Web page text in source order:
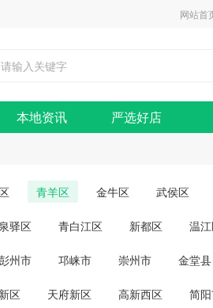
网站首
本地资讯 严选好店
青羊区 金牛区 武侯区
驿区 青白江区 新都区 温
州市 邛崃市 崇州市 金堂县
区 天府新区 高新西区 简